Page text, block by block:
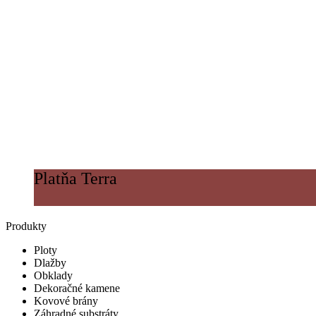
Platňa Terra
Produkty
Ploty
Dlažby
Obklady
Dekoračné kamene
Kovové brány
Záhradné substráty